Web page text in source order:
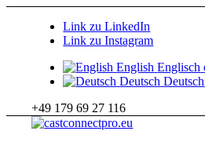
Link zu LinkedIn
Link zu Instagram
English Englisch
Deutsch Deutsch
+49 179 69 27 116